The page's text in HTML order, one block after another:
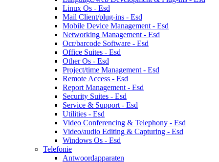
Linux Os - Esd
Mail Client/plug-ins - Esd
Mobile Device Management - Esd
Networking Management - Esd
Ocr/barcode Software - Esd
Office Suites - Esd
Other Os - Esd
Project/time Management - Esd
Remote Access - Esd
Report Management - Esd
Security Suites - Esd
Service & Support - Esd
Utilities - Esd
Video Conferencing & Telephony - Esd
Video/audio Editing & Capturing - Esd
Windows Os - Esd
Telefonie
Antwoordapparaten